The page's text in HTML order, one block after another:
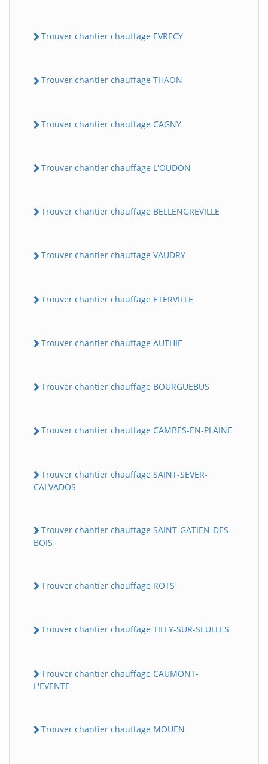
Trouver chantier chauffage EVRECY
Trouver chantier chauffage THAON
Trouver chantier chauffage CAGNY
Trouver chantier chauffage L'OUDON
Trouver chantier chauffage BELLENGREVILLE
Trouver chantier chauffage VAUDRY
Trouver chantier chauffage ETERVILLE
Trouver chantier chauffage AUTHIE
Trouver chantier chauffage BOURGUEBUS
Trouver chantier chauffage CAMBES-EN-PLAINE
Trouver chantier chauffage SAINT-SEVER-
CALVADOS
Trouver chantier chauffage SAINT-GATIEN-DES-
BOIS
Trouver chantier chauffage ROTS
Trouver chantier chauffage TILLY-SUR-SEULLES
Trouver chantier chauffage CAUMONT-
L'EVENTE
Trouver chantier chauffage MOUEN